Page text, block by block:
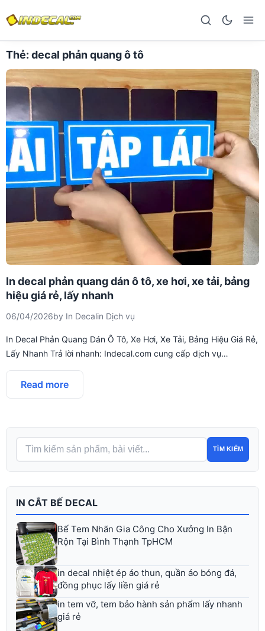
Thẻ: decal phản quang ô tô
In decal phản quang dán ô tô, xe hơi, xe tải, bảng
hiệu giá rẻ, lấy nhanh
06/04/2026by In Decalin Dịch vụ
In Decal Phản Quang Dán Ô Tô, Xe Hơi, Xe Tải, Bảng Hiệu Giá Rẻ,
Lấy Nhanh Trả lời nhanh: Indecal.com cung cấp dịch vụ…
Read more
TÌM KIẾM
IN CẮT BẾ DECAL
Bế Tem Nhãn Gia Công Cho Xưởng In Bận
Rộn Tại Bình Thạnh TpHCM
in decal nhiệt ép áo thun, quần áo bóng đá,
đồng phục lấy liền giá rẻ
in tem vỡ, tem bảo hành sản phẩm lấy nhanh
giá rẻ